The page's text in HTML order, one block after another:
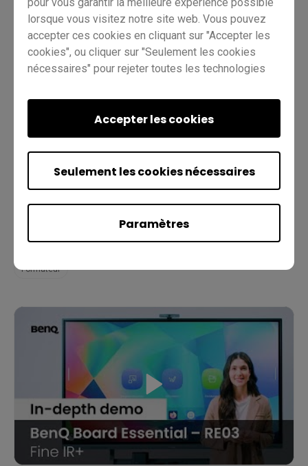
lorsque vous visitez notre site web. Vous pouvez
accepter ces cookies en cliquant sur "Accepter les
cookies", ou cliquer sur "Seulement les cookies
nécessaires" pour rejeter toutes les technologies
paramètres de cookies à tout moment. Pour plus
d'informations, veuillez consulter notre
matière de cookies
confidentialité.
Paramètres
Seulement les cookies nécessaires
Accepter les cookies
[DMS] Comment installer des
applications ?
DMS Pro RP02
Master RM03 Master RM02 Essentiel RE01 IT
Formateur